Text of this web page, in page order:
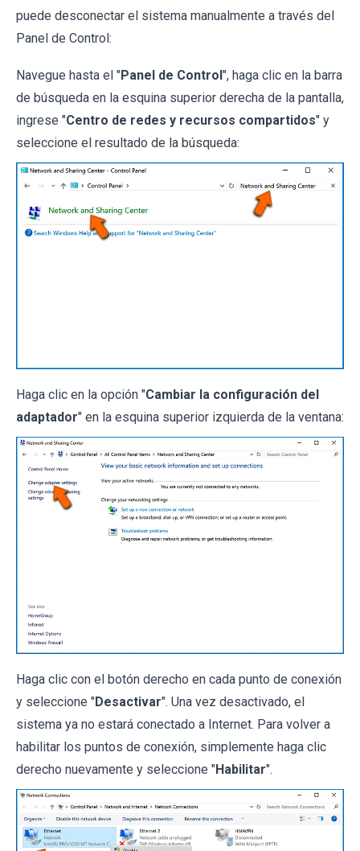
puede desconectar el sistema manualmente a través del
Panel de Control:
Navegue hasta el "Panel de Control", haga clic en la barra
de búsqueda en la esquina superior derecha de la pantalla,
ingrese "Centro de redes y recursos compartidos" y
seleccione el resultado de la búsqueda:
Haga clic en la opción "Cambiar la configuración del
adaptador" en la esquina superior izquierda de la ventana:
Haga clic con el botón derecho en cada punto de conexión
y seleccione "Desactivar". Una vez desactivado, el
sistema ya no estará conectado a Internet. Para volver a
habilitar los puntos de conexión, simplemente haga clic
derecho nuevamente y seleccione "Habilitar".